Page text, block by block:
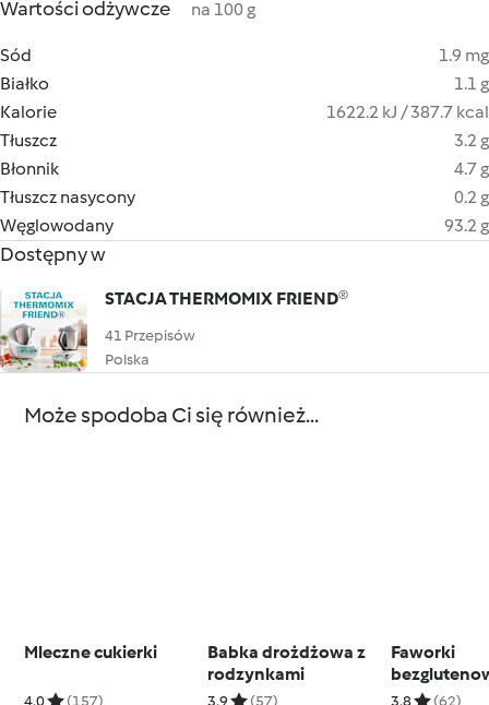
Wartości odżywcze na 100 g
Sód
1.9 mg
Białko
1.1 g
Kalorie
1622.2 kJ / 387.7 kcal
Tłuszcz
3.2 g
Błonnik
4.7 g
Tłuszcz nasycony
0.2 g
Węglowodany
93.2 g
Dostępny w
STACJA THERMOMIX FRIEND®
41 Przepisów
Polska
Może spodoba Ci się również...
Mleczne cukierki
4.0 (157)
Babka drożdżowa z
rodzynkami
3.9 (57)
Faworki
3.8 (62)